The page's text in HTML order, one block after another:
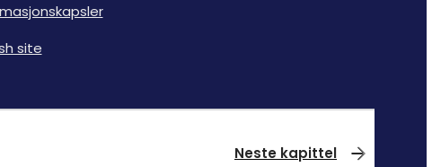
Neste kapittel
site